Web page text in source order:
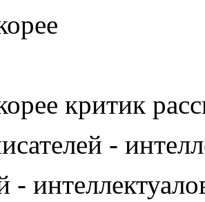
критик
-
-